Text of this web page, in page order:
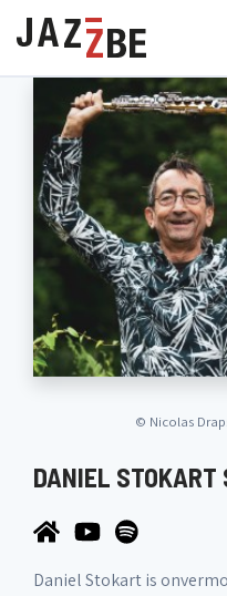
© Nicolas
DANIEL STOKART
Daniel Stokart is